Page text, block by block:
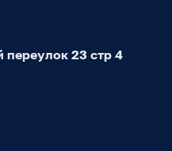
переулок 23 стр 4